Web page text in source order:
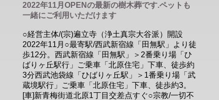
2022年11月OPENの最新の樹木葬です.ペットも
一緒にご利用いただけます
○経営主体/(宗)遍立寺（浄土真宗大谷派）開設
2022年11月○最寄駅/西武新宿線「田無駅」より徒
歩12分。西武新宿線「田無駅」＞2番乗り場「ひ
ばりヶ丘駅行」ご乗車「北原住宅」下車、徒歩約
3分西武池袋線「ひばりヶ丘駅」＞1番乗り場「武
蔵境駅行」ご乗車「北原住宅」下車、徒歩約3。
[車]新青梅街道北原1丁目交差点すぐ○宗教/一切不